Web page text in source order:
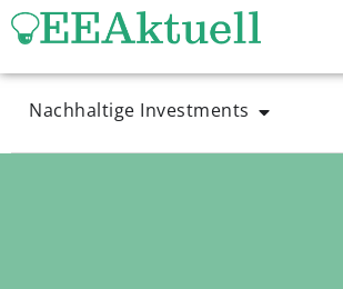
Nachhaltige Investments